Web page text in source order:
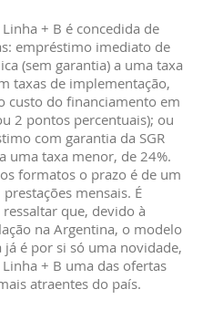
+ B é concedida de
empréstimo imediato de
(sem garantia) a uma taxa
taxas de implementação,
custo do financiamento em
2 pontos percentuais); ou
com garantia da SGR
uma taxa menor, de 24%.
formatos o prazo é de um
mensais. É
que, devido à
na Argentina, o modelo
já é por si só uma novidade,
+ B uma das ofertas
atraentes do país.